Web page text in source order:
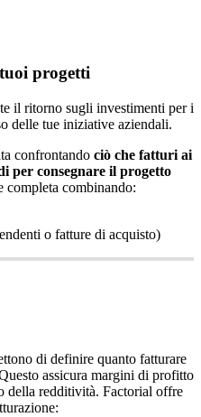
progetti
il ritorno sugli investimenti per i
delle tue iniziative aziendali.
confrontando ciò che fatturi ai
per consegnare il progetto
completa combinando:
o fatture di acquisto)
di definire quanto fatturare
assicura margini di profitto
della redditività. Factorial offre
: